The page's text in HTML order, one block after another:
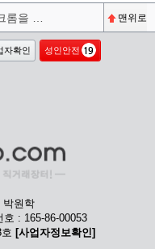
코샵코앱 설치시 모바일 브라우저앱은 크롬을 권장합니다^^ 맨위로
자확인 성인안전
박원학
: 165-86-00053
[사업자정보확인]